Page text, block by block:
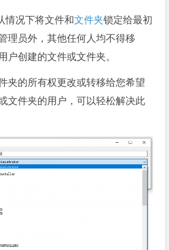
情况下将文件和文件夹锁定给最初
理员外，其他任何人均不得移
户创建的文件或文件夹。
夹的所有权更改或转移给您希望
文件夹的用户，可以轻松解决此